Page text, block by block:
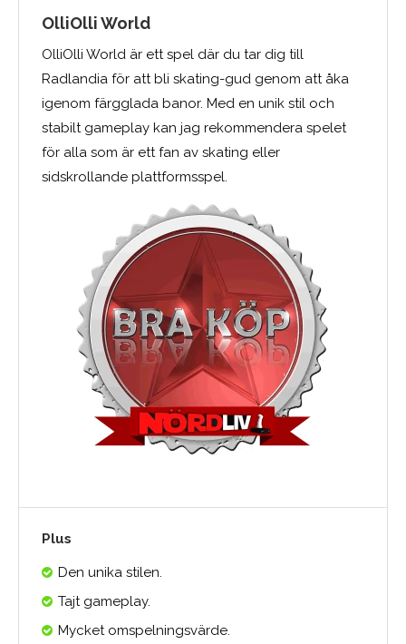
OlliOlli World
OlliOlli World är ett spel där du tar dig till
Radlandia för att bli skating-gud genom att åka
igenom färgglada banor. Med en unik stil och
stabilt gameplay kan jag rekommendera spelet
för alla som är ett fan av skating eller
sidskrollande plattformsspel.
Plus
Den unika stilen.
Tajt gameplay.
Mycket omspelningsvärde.